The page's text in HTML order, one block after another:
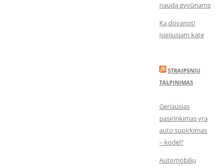
nauda gyvūnams
Ką dovanoti
įsigijusiam katę
STRAIPSNIU
TALPINIMAS
Geriausias
pasirinkimas yra
auto supirkimas
– kodėl?
Automobilių